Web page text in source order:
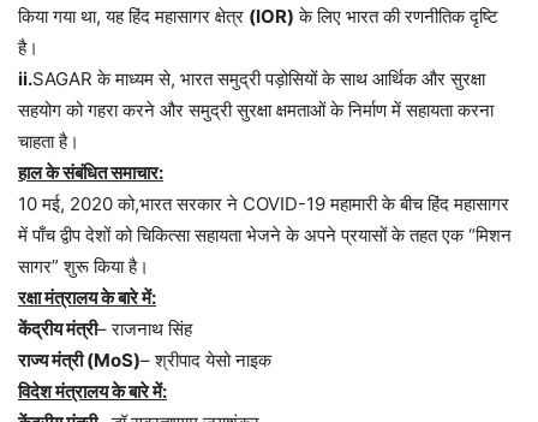
किया गया था, यह हिंद महासागर क्षेत्र (IOR) के लिए भारत की रणनीतिक दृष्टि
है।
ii.SAGAR के माध्यम से, भारत समुद्री पड़ोसियों के साथ आर्थिक और सुरक्षा
सहयोग को गहरा करने और समुद्री सुरक्षा क्षमताओं के निर्माण में सहायता करना
चाहता है।
हाल के संबंधित समाचार:
10 मई, 2020 को,भारत सरकार ने COVID-19 महामारी के बीच हिंद महासागर
में पाँच द्वीप देशों को चिकित्सा सहायता भेजने के अपने प्रयासों के तहत एक “मिशन
सागर” शुरू किया है।
रक्षा मंत्रालय के बारे में:
केंद्रीय मंत्री– राजनाथ सिंह
राज्य मंत्री (MoS)– श्रीपाद येसो नाइक
विदेश मंत्रालय के बारे में: